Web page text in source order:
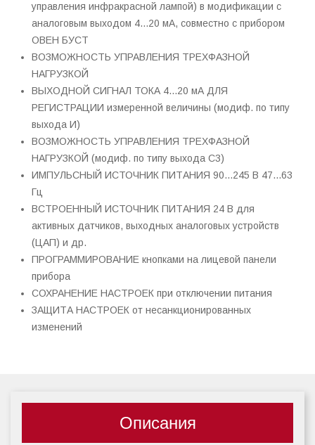
управления инфракрасной лампой) в модификации с
аналоговым выходом 4...20 мА, совместно с прибором
ОВЕН БУСТ
ВОЗМОЖНОСТЬ УПРАВЛЕНИЯ ТРЕХФАЗНОЙ
НАГРУЗКОЙ
ВЫХОДНОЙ СИГНАЛ ТОКА 4...20 мА ДЛЯ
РЕГИСТРАЦИИ измеренной величины (модиф. по типу
выхода И)
ВОЗМОЖНОСТЬ УПРАВЛЕНИЯ ТРЕХФАЗНОЙ
НАГРУЗКОЙ (модиф. по типу выхода С3)
ИМПУЛЬСНЫЙ ИСТОЧНИК ПИТАНИЯ 90...245 В 47...63
Гц
ВСТРОЕННЫЙ ИСТОЧНИК ПИТАНИЯ 24 В для
активных датчиков, выходных аналоговых устройств
(ЦАП) и др.
ПРОГРАММИРОВАНИЕ кнопками на лицевой панели
прибора
СОХРАНЕНИЕ НАСТРОЕК при отключении питания
ЗАЩИТА НАСТРОЕК от несанкционированных
изменений
Описания